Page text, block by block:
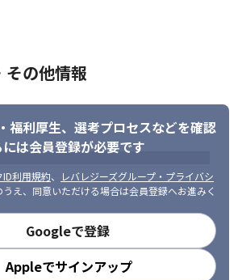
その他情報
福利厚生、 選考プロセスなどを確認
には会員登録が必要です
ID利用規約、
レバレジーズグループ・プライバシ
うえ、同意いただける場合は会員登録へお進みく
Googleで登録
Appleでサインアップ